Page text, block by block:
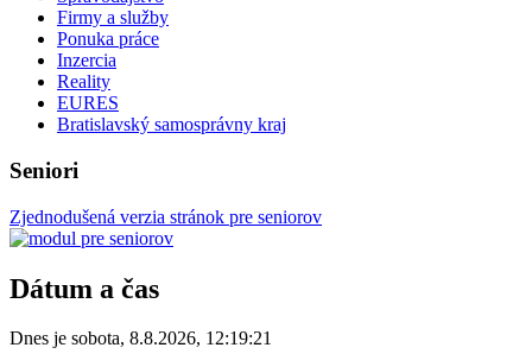
Firmy a služby
Ponuka práce
Inzercia
Reality
EURES
Bratislavský samosprávny kraj
Seniori
Zjednodušená verzia stránok pre seniorov
Dátum a čas
Dnes je sobota, 8.8.2026, 12:19:21